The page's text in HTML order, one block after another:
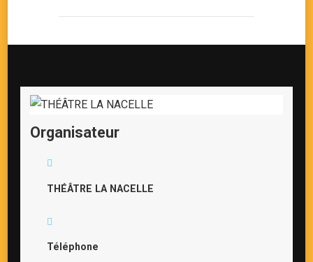
Organisateur
THÉÂTRE LA NACELLE
Téléphone